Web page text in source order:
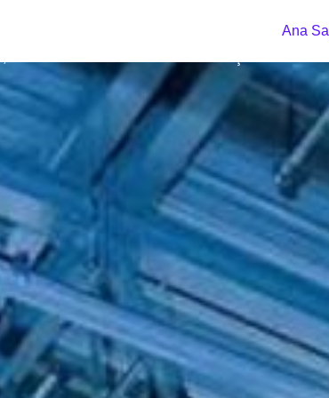
Ana
tortuları ve cürufları eriterek çözen ve